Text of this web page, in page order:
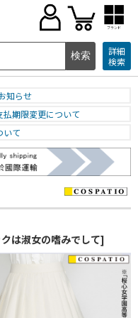
ブランド
詳細
検索
知らせ
期限変更について
いて
は淑女の嗜みでして]